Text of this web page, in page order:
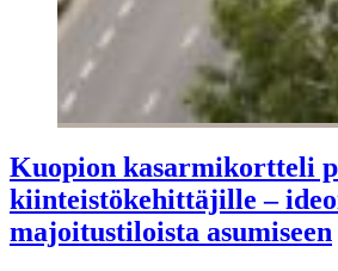
Kuopion kasarmikortteli
kiinteistökehittäjille –
majoitustiloista asumiseen